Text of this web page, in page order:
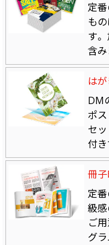
定番
も
す
含み
は
DM
ポ
セ
付き
冊子
定番
級感
ご
グラ